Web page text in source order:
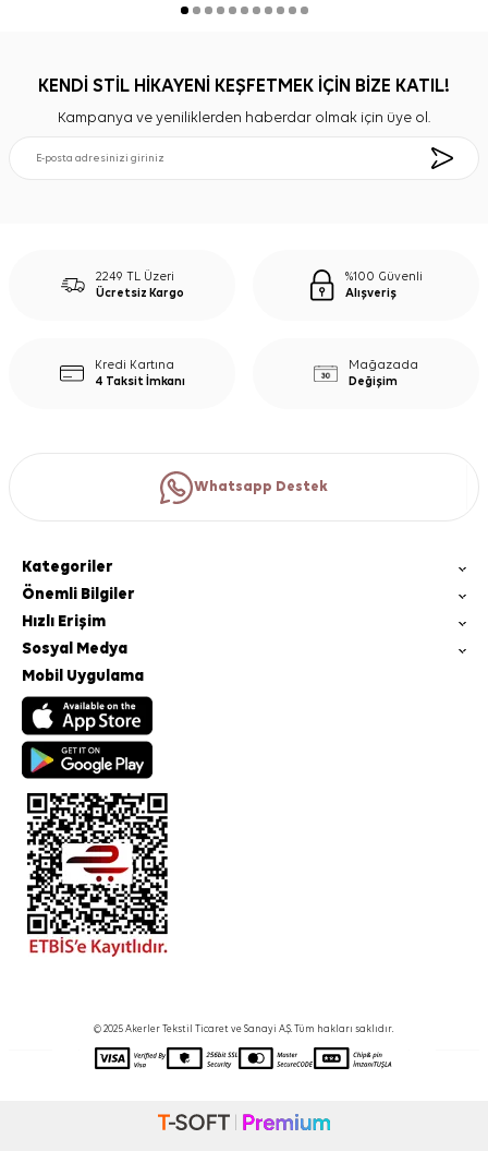
KENDİ STİL HİKAYENİ KEŞFETMEK İÇİN BİZE KATIL!
Kampanya ve yeniliklerden haberdar olmak için üye ol.
2249 TL Üzeri
Ücretsiz Kargo
%100 Güvenli
Alışveriş
Kredi Kartına
4 Taksit İmkanı
Mağazada
Değişim
Whatsapp Destek
Kategoriler
Önemli Bilgiler
Hızlı Erişim
Sosyal Medya
Mobil Uygulama
© 2025 Akerler Tekstil Ticaret ve Sanayi A.Ş. Tüm hakları saklıdır.